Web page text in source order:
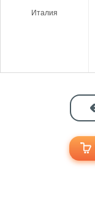
Италия